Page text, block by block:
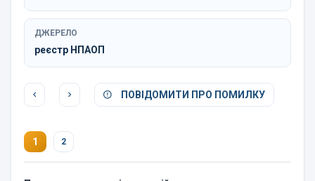
ДЖЕРЕЛО
реєстр НПАОП
ПОВІДОМИТИ ПРО ПОМИЛКУ
1 2